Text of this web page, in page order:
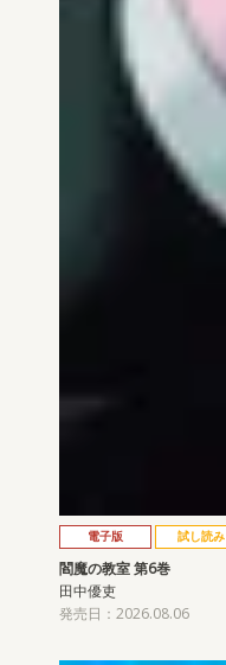
電子版 試し読み
閻魔の教室 第6巻
田中優吏
発売日：2026.08.06